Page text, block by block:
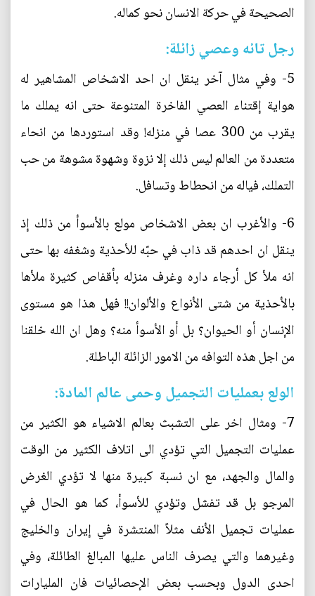
الصحيحة في حركة الانسان نحو كماله.
رجل تائه وعصي زائلة:
5- وفي مثال آخر ينقل ان احد الاشخاص المشاهير له
هواية إقتناء العصي الفاخرة المتنوعة حتى انه يملك ما
يقرب من 300 عصا في منزله! وقد استوردها من انحاء
متعددة من العالم ليس ذلك إلا نزوة وشهوة مشوهة من حب
التملك، فياله من انحطاط وتسافل.
6- والأغرب ان بعض الاشخاص مولع بالأسوأ من ذلك إذ
ينقل ان احدهم قد ذاب في حبّه للأحذية وشغفه بها حتى
انه ملأ كل أرجاء داره وغرف منزله بأقفاص كثيرة ملأها
بالأحذية من شتى الأنواع والألوان!! فهل هذا هو مستوى
الإنسان أو الحيوان؟ بل أو الأسوأ منه؟ وهل ان الله خلقنا
من اجل هذه التوافه من الامور الزائلة الباطلة.
الولع بعمليات التجميل وحمى عالم المادة:
7- ومثال اخر على التشبث بعالم الاشياء هو الكثير من
عمليات التجميل التي تؤدي الى اتلاف الكثير من الوقت
والمال والجهد، مع ان نسبة كبيرة منها لا تؤدي الغرض
المرجو بل قد تفشل وتؤدي للأسوأ، كما هو الحال في
عمليات تجميل الأنف مثلاً المنتشرة في إيران والخليج
وغيرهما والتي يصرف الناس عليها المبالغ الطائلة، وفي
احدى الدول وبحسب بعض الإحصائيات فان المليارات